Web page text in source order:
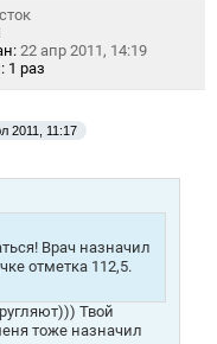
22 апр 2011, 14:19
1 раз
2011, 11:17
Врач назначил
отметка 112,5.
Твой
тоже назначил